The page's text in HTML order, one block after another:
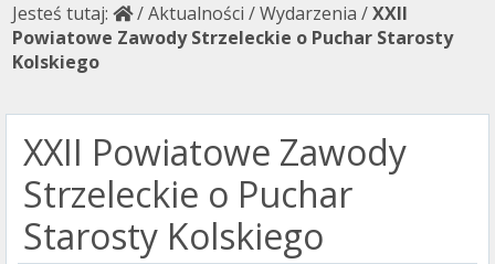
Jesteś tutaj: /Aktualności /Wydarzenia /XXII
Powiatowe Zawody Strzeleckie o Puchar Starosty
Kolskiego
XXII Powiatowe Zawody
Strzeleckie o Puchar
Starosty Kolskiego